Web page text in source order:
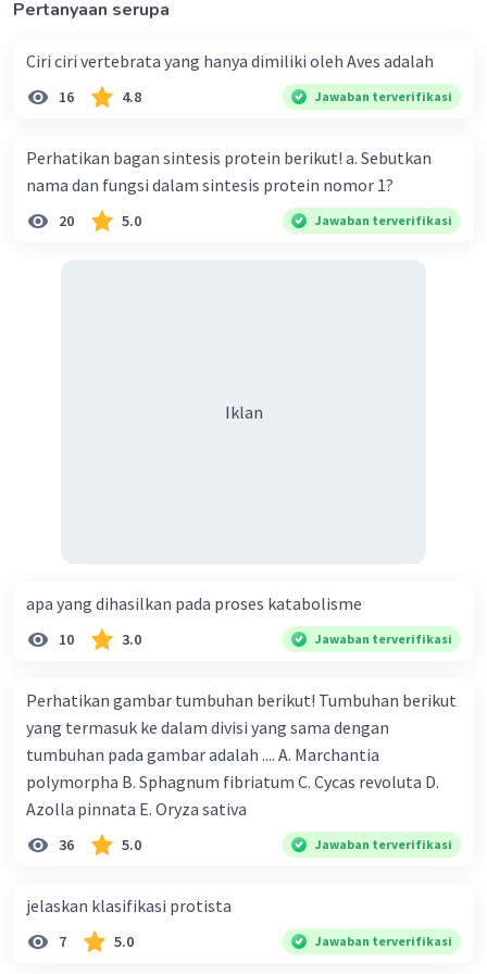
Beri Rating
Iklan
Pertanyaan serupa
Ciri ciri vertebrata yang hanya dimiliki oleh Aves adalah
16 4.8 Jawaban terverifikasi
Perhatikan bagan sintesis protein berikut! a. Sebutkan
nama dan fungsi dalam sintesis protein nomor 1?
20 5.0 Jawaban terverifikasi
Iklan
apa yang dihasilkan pada proses katabolisme
10 3.0 Jawaban terverifikasi
Perhatikan gambar tumbuhan berikut! Tumbuhan berikut
yang termasuk ke dalam divisi yang sama dengan
tumbuhan pada gambar adalah .... A. Marchantia
polymorpha B. Sphagnum fibriatum C. Cycas revoluta D.
Azolla pinnata E. Oryza sativa
36 5.0 Jawaban terverifikasi
jelaskan klasifikasi protista
7 5.0 Jawaban terverifikasi